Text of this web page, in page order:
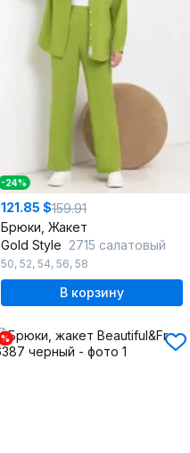
-24%
121.85 $159.91
Брюки, Жакет
Gold Style 2715 салатовый
50, 52, 54, 56, 58
В корзину
%